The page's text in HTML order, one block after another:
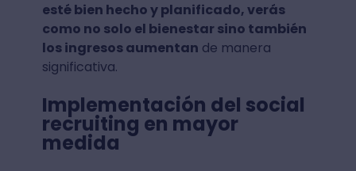
esté bien hecho y planificado, verás
como no solo el bienestar sino también
los ingresos aumentan de manera
significativa.
Implementación del social
recruiting en mayor
medida